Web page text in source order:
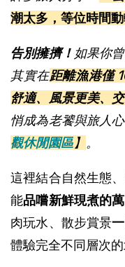
潮太多，等位時間動
告別擁擠！ 如果你
其實在距離漁港僅
舒適、風景更美、
悄成為老饕與旅人
觀休閒園區】 。
這裡結合自然生態
能品嚐新鮮現煮的
肉玩水、散步賞景
體驗完全不同層次的